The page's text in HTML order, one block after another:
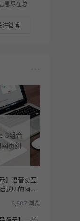
息尽在总
注微博
3组合
页组
】语音交互
式UI的网页
5,507 浏览